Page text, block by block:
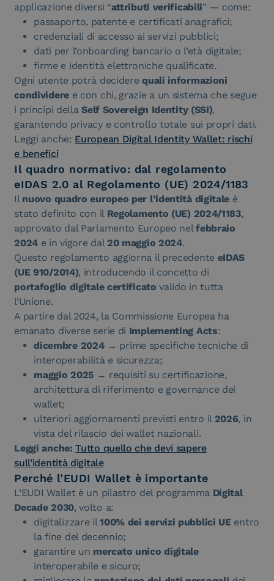
applicazione diversi “attributi verificabili” — come:
passaporto, patente e certificati anagrafici;
credenziali di accesso ai servizi pubblici;
dati per l’onboarding bancario o l’età digitale;
firme e identità elettroniche qualificate.
Ogni utente potrà deciderequali informazioni
condivideree con chi, grazie a un sistema che segue
i principi dellaSelf Sovereign Identity (SSI),
garantendo privacy e controllo totale sui propri dati.
Leggi anche: European Digital Identity Wallet: rischi
e benefici
Il quadro normativo: dal regolamento
eIDAS 2.0 al Regolamento (UE) 2024/1183
Il nuovo quadro europeo per l’identità digitale è
stato definito con il Regolamento (UE) 2024/1183,
approvato dal Parlamento Europeo nelfebbraio
2024 e in vigore dal 20 maggio 2024.
Questo regolamento aggiorna il precedente eIDAS
(UE 910/2014), introducendo il concetto di
portafoglio digitale certificato valido in tutta
l’Unione.
A partire dal 2024, la Commissione Europea ha
emanato diverse serie di Implementing Acts:
dicembre 2024→ prime specifiche tecniche di
interoperabilità e sicurezza;
maggio 2025→ requisiti su certificazione,
architettura di riferimento e governance dei
wallet;
ulteriori aggiornamenti previsti entro il 2026, in
vista del rilascio dei wallet nazionali.
Leggi anche: Tutto quello che devi sapere
sull’identità digitale
Perché l’EUDI Wallet è importante
L’EUDI Wallet è un pilastro del programma Digital
Decade 2030, volto a:
digitalizzare il100% dei servizi pubblici UEentro
la fine del decennio;
garantire un mercato unico digitale
interoperabile e sicuro;